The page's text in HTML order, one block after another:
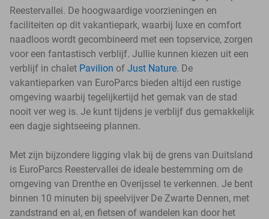
Reestervallei. De hoogwaardige voorzieningen en
faciliteiten op dit vakantiepark, waarbij luxe en comfort
naadloos wordt gecombineerd met een topservice, zorgen
voor een fantastisch verblijf. Jullie kunnen kiezen uit een
verblijf in chalet Pavilion of Just Nature. De
vakantieparken van EuroParcs bieden altijd een rustige
omgeving waarbij tegelijkertijd het gemak van de stad
nooit ver weg is. Je kunt tijdens je verblijf dus gemakkelijk
een dagje sightseeing plannen.
Met zijn bijzondere ligging vlak bij de grens van Duitsland
is EuroParcs Reestervallei de ideale bestemming om de
omgeving van Drenthe en Overijssel te verkennen. Je bent
binnen 10 minuten bij speelvijver De Zwarte Dennen, met
zandstrand en al, en fietsen of wandelen kan door het